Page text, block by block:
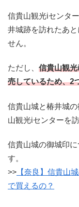
信貴山観光iセンタ
井城跡を訪れたあ
せん。
ただし、 信貴山観
売しているため、2
信貴山城と椿井城
山観光iセンターを
信貴山城の御城印
す。
>> 【奈良】信貴山
で買えるの？